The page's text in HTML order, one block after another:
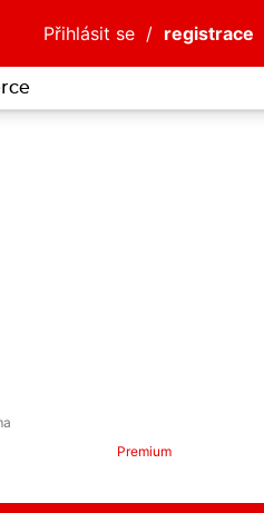
Přihlásit se / registrace
Premium